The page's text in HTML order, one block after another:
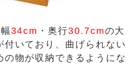
34cm ・奥行30.7cmの大
付いており、曲げられない
の物が収納できるようにな